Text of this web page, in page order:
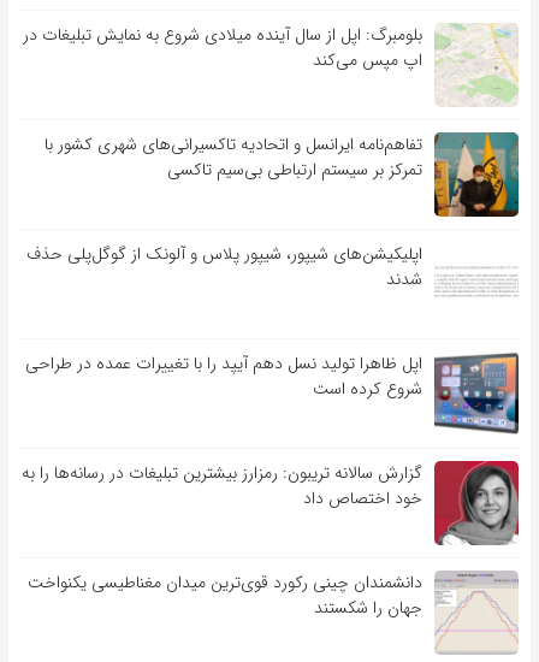
بلومبرگ: اپل از سال آینده میلادی شروع به نمایش تبلیغات در
اپ مپس می‌کند
تفاهم‌نامه‌ ایرانسل و اتحادیه تاکسیرانی‌های شهری کشور با
تمرکز بر سیستم ارتباطی بی‌سیم تاکسی
اپلیکیشن‌های شیپور، شیپور پلاس و آلونک از گوگل‌پلی حذف
شدند
اپل ظاهرا تولید نسل دهم آیپد را با تغییرات عمده در طراحی
شروع کرده است
گزارش سالانه تریبون: رمزارز بیشترین تبلیغات در رسانه‌ها را به
خود اختصاص داد
دانشمندان چینی رکورد قوی‌ترین میدان مغناطیسی یکنواخت
جهان را شکستند